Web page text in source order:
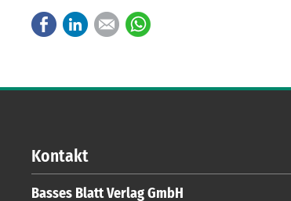
FacebookLinkedInE-mail
Kontakt
Basses Blatt Verlag GmbH